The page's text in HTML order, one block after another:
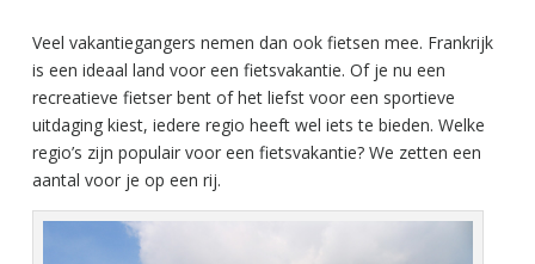
Veel vakantiegangers nemen dan ook fietsen mee. Frankrijk
is een ideaal land voor een fietsvakantie. Of je nu een
recreatieve fietser bent of het liefst voor een sportieve
uitdaging kiest, iedere regio heeft wel iets te bieden. Welke
regio’s zijn populair voor een fietsvakantie? We zetten een
aantal voor je op een rij.